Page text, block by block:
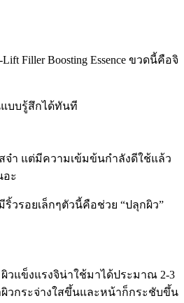
Lift Filler Boosting Essence ขวดนี้คือจิ
บบรู้สึกได้ทันที
จ๋า แต่มีความเข้มข้นกำลังดีใช้แล้ว
ะ
ริ้วรอยเล็กๆตัวนี้คือช่วย “ปลุกผิว”
วแข็งแรงจิน่าใช้มาได้ประมาณ 2-3
วกระจ่างใสขึ้นและหน้าก็กระชับขึ้น